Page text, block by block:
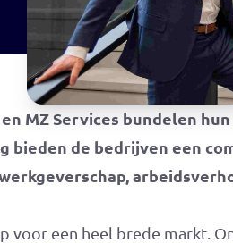
MZ Services bundelen
bieden de bedrijven een
voor een heel brede markt.